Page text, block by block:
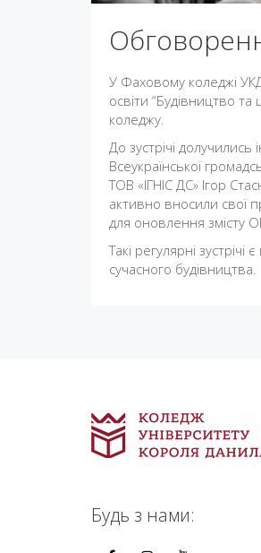
У Фаховому коледжі
освіти “Будівництво та
коледжу.
До зустрічі
Всеукраїнської
ТОВ «ІГНІС ДС» Ігор
активно вносили свої
для оновлення змісту
Такі регулярні
сучасного будівництва.
Будь з нами: